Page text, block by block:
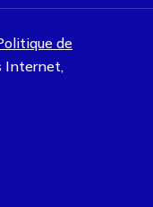
de
Internet,